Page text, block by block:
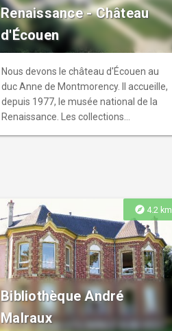
Renaissance - Château
d'Écouen
Nous devons le château d'Écouen au
duc Anne de Montmorency. Il accueille,
depuis 1977, le musée national de la
Renaissance. Les collections
explore 4.2 km
Bibliothèque André
Malraux